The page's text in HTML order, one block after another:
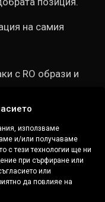
използваме
и/или получаваме
с тези технологии ще ни
при сърфиране или
или
да повлияе на
на самия
с RO образи и
за
да рефлектира